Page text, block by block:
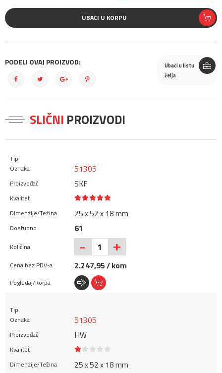
UBACI U KORPU
PODELI OVAJ PROIZVOD:
Ubaci u listu
želja
SLIČNI PROIZVODI
51305
SKF
25 x 52 x 18 mm
61
- +
2.247,95 / kom
51305
HW
25 x 52 x 18 mm